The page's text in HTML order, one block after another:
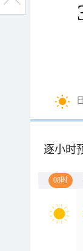
逐小时
08时